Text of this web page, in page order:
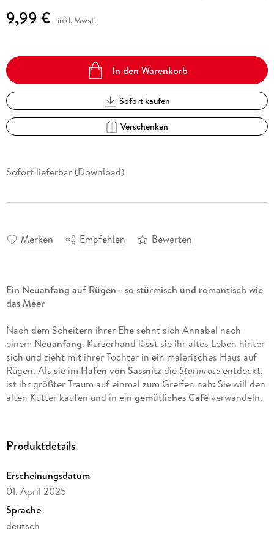
9,99 € inkl. Mwst.
In den Warenkorb
Sofort kaufen
Verschenken
Sofort lieferbar (Download)
Merken Empfehlen Bewerten
Ein Neuanfang auf Rügen - so stürmisch und romantisch wie
das Meer
Nach dem Scheitern ihrer Ehe sehnt sich Annabel nach
einem Neuanfang. Kurzerhand lässt sie ihr altes Leben hinter
sich und zieht mit ihrer Tochter in ein malerisches Haus auf
Rügen. Als sie im Hafen von Sassnitz dieSturmroseentdeckt,
ist ihr größter Traum auf einmal zum Greifen nah: Sie will den
alten Kutter kaufen und in ein gemütliches Caféverwandeln.
versteckten Brief, der von der Flucht einer jungen Frau aus
turbulente Gewässer, denn nicht nur Christians
Vergangenheit scheint eng mit der
sein - auch Annabels eigene Geschichte holt sie ein. Und
plötzlich nimmt ihre Mutter Kontakt zu ihr auf, die sie zuletzt
als kleines Mädchen gesehen hat . . .
Produktdetails
Erscheinungsdatum
01. April 2025
Sprache
deutsch